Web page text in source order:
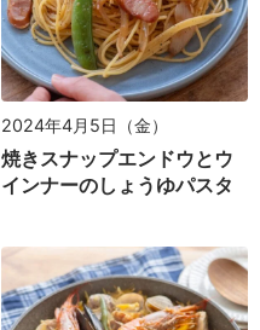
2024年4月5日（金）
焼きスナップエンドウとウ
インナーのしょうゆパスタ